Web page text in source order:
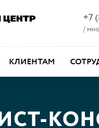
+7
/
КЛИЕНТАМ